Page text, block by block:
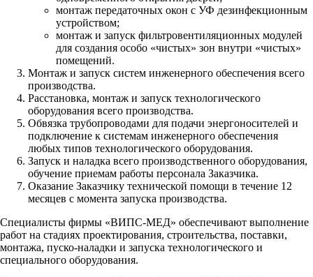
монтаж передаточных окон с УФ дезинфекционным
устройством;
монтаж и запуск фильтровентиляционных модулей
для создания особо «чистых» зон внутри «чистых»
помещений.
Монтаж и запуск систем инженерного обеспечения всего
производства.
Расстановка, монтаж и запуск технологического
оборудования всего производства.
Обвязка трубопроводами для подачи энергоносителей и
подключение к системам инженерного обеспечения
любых типов технологического оборудования.
Запуск и наладка всего производственного оборудования,
обучение приемам работы персонала Заказчика.
Оказание Заказчику технической помощи в течение 12
месяцев с момента запуска производства.
Специалисты фирмы «ВИПС-МЕД» обеспечивают выполнение
работ на стадиях проектирования, строительства, поставки,
монтажа, пуско-наладки и запуска технологического и
специального оборудования.